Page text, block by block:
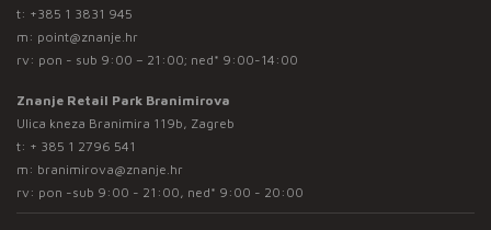
t: +385 1 3831 945
m: point@znanje.hr
rv: pon - sub 9:00 – 21:00; ned* 9:00-14:00
Znanje Retail Park Branimirova
Ulica kneza Branimira 119b, Zagreb
t: + 385 1 2796 541
m: branimirova@znanje.hr
rv: pon -sub 9:00 - 21:00, ned* 9:00 - 20:00